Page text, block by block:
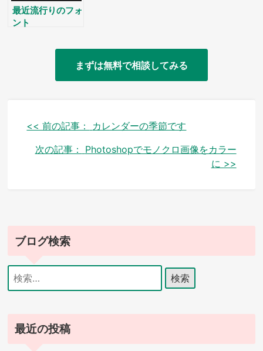
最近流行りのフォ
ント
まずは無料で相談してみる
投
稿
ー
ョ
<< 前の記事：
カレンダーの季節です
次の記事：
Photoshopでモノクロ画像をカラー
に >>
ブログ検索
検
索:
最近の投稿